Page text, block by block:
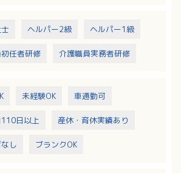
ヘルパー2級 ヘルパー1級
任者研修 介護職員実務者研修
未経験OK 車通勤可
日以上 産休・育休実績あり
し ブランクOK